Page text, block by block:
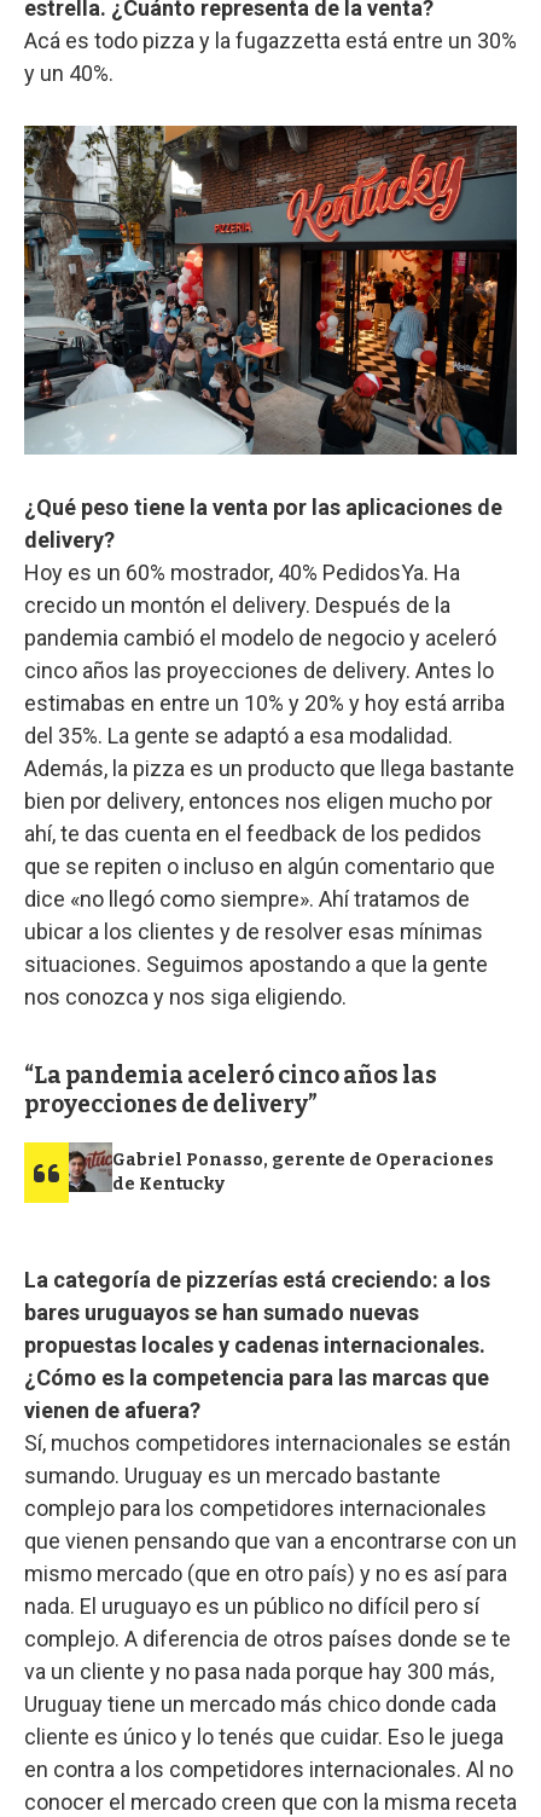
estrella. ¿Cuánto representa de la venta?
Acá es todo pizza y la fugazzetta está entre un 30%
y un 40%.
¿Qué peso tiene la venta por las aplicaciones de
delivery?
Hoy es un 60% mostrador, 40% PedidosYa. Ha
crecido un montón el delivery. Después de la
pandemia cambió el modelo de negocio y aceleró
cinco años las proyecciones de delivery. Antes lo
estimabas en entre un 10% y 20% y hoy está arriba
del 35%. La gente se adaptó a esa modalidad.
Además, la pizza es un producto que llega bastante
bien por delivery, entonces nos eligen mucho por
ahí, te das cuenta en el feedback de los pedidos
que se repiten o incluso en algún comentario que
dice «no llegó como siempre». Ahí tratamos de
ubicar a los clientes y de resolver esas mínimas
situaciones. Seguimos apostando a que la gente
nos conozca y nos siga eligiendo.
La pandemia aceleró cinco años las
proyecciones de delivery
Gabriel Ponasso, gerente de Operaciones
de Kentucky
La categoría de pizzerías está creciendo: a los
bares uruguayos se han sumado nuevas
propuestas locales y cadenas internacionales.
¿Cómo es la competencia para las marcas que
vienen de afuera?
Sí, muchos competidores internacionales se están
sumando. Uruguay es un mercado bastante
complejo para los competidores internacionales
que vienen pensando que van a encontrarse con un
mismo mercado (que en otro país) y no es así para
nada. El uruguayo es un público no difícil pero sí
complejo. A diferencia de otros países donde se te
va un cliente y no pasa nada porque hay 300 más,
Uruguay tiene un mercado más chico donde cada
cliente es único y lo tenés que cuidar. Eso le juega
en contra a los competidores internacionales. Al no
conocer el mercado creen que con la misma receta